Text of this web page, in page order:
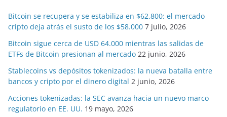
Bitcoin se recupera y se estabiliza en $62.800: el mercado
cripto deja atrás el susto de los $58.000 7 julio, 2026
Bitcoin sigue cerca de USD 64.000 mientras las salidas de
ETFs de Bitcoin presionan al mercado 22 junio, 2026
Stablecoins vs depósitos tokenizados: la nueva batalla entre
bancos y cripto por el dinero digital 2 junio, 2026
Acciones tokenizadas: la SEC avanza hacia un nuevo marco
regulatorio en EE. UU. 19 mayo, 2026